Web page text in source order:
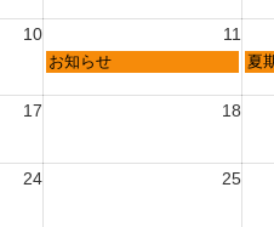
10 11
お知らせ 夏
17 18
24 25